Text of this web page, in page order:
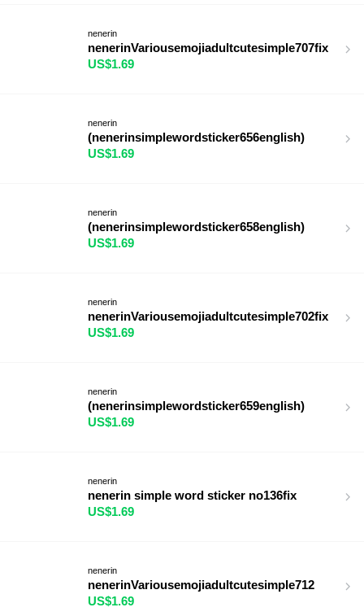
nenerin
nenerinVariousemojiadultcutesimple707fix
US$1.69
nenerin
(nenerinsimplewordsticker656english)
US$1.69
nenerin
(nenerinsimplewordsticker658english)
US$1.69
nenerin
nenerinVariousemojiadultcutesimple702fix
US$1.69
nenerin
(nenerinsimplewordsticker659english)
US$1.69
nenerin
nenerin simple word sticker no136fix
US$1.69
nenerin
nenerinVariousemojiadultcutesimple712
US$1.69